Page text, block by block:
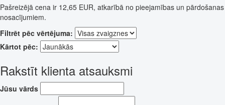
Pašreizējā cena ir 12,65 EUR, atkarībā no pieejamības un pārdošanas
nosacījumiem.
Filtrēt pēc vērtējuma:
Kārtot pēc:
Rakstīt klienta atsauksmi
Jūsu vārds